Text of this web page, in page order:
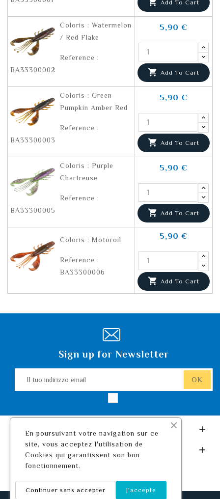
 Add To Cart
Coloris : Watermelon
/ Red Flake
Reference :
BA33300002
5,90 €
 Add To Cart
Coloris : Green
Pumpkin Amber Red
Reference :
BA33300003
5,90 €
 Add To Cart
Coloris : Purple
Chartreuse
Reference :
BA33300005
5,90 €
 Add To Cart
Coloris : Motoroil
Reference :
BA33300006
5,90 €
 Add To Cart
Sign up for Newsletter

Il Tuo Account 
En poursuivant votre navigation sur ce
site, vous acceptez l'utilisation de
Cookies qui garantissent son bon
fonctionnement.
J'accepte
Continuer sans accepter